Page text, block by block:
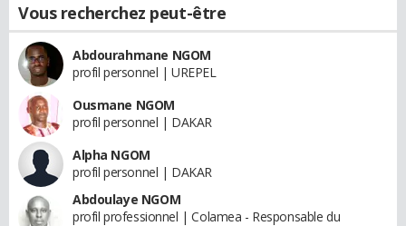
Vous recherchez peut-être
Abdourahmane NGOM
profil personnel | UREPEL
Ousmane NGOM
profil personnel | DAKAR
Alpha NGOM
profil personnel | DAKAR
Abdoulaye NGOM
profil professionnel | Colamea - Responsable du